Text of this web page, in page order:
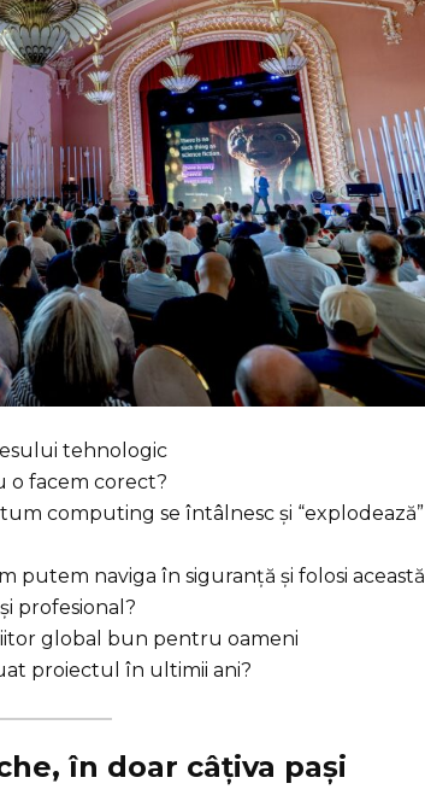
tehnologic
o facem corect?
computing se întâlnesc și “explodează”
putem naviga în siguranță și folosi această
profesional?
global bun pentru oameni
proiectul în ultimii ani?
în doar câțiva pași